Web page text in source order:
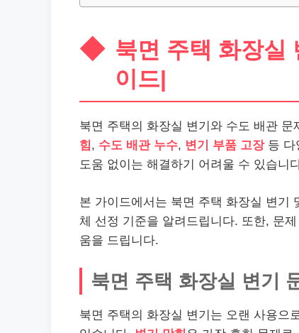
북면 주택 화장실
이드|
북면 주택의 화장실 변기와 수도 배관
힘, 수도 배관 누수, 변기 부품 고장등 다
도움 없이는 해결하기 어려울 수 있습니
본 가이드에서는 북면 주택 화장실 변기
체 선정 기준을 알려드립니다. 또한, 문
움을 드립니다.
북면 주택 화장실 변기
북면 주택의 화장실 변기는 오랜 사용으